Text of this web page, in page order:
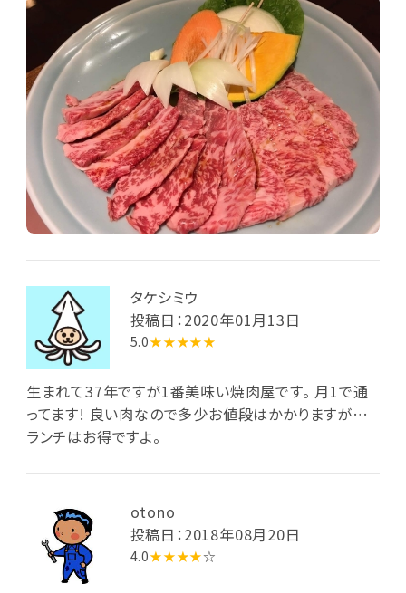
タケシミウ
投稿日：2020年01月13日
5.0★★★★★
生まれて37年ですが1番美味い焼肉屋です。 月1で通
ってます! 良い肉なので多少お値段はかかりますが…
ランチはお得ですよ。
otono
投稿日：2018年08月20日
4.0★★★★☆